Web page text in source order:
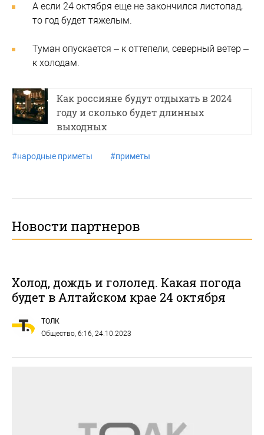
А если 24 октября еще не закончился листопад,
то год будет тяжелым.
Туман опускается – к оттепели, северный ветер –
к холодам.
Как россияне будут отдыхать в 2024
году и сколько будет длинных
выходных
#народные приметы #приметы
Новости партнеров
Холод, дождь и гололед. Какая погода
будет в Алтайском крае 24 октября
ТОЛК
Общество, 6:16, 24.10.2023